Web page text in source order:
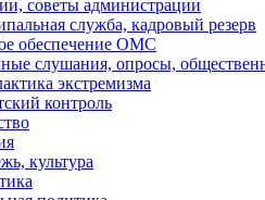
советы администрации
служба, кадровый резерв
обеспечение ОМС
слушания, опросы,
экстремизма
контроль
культура